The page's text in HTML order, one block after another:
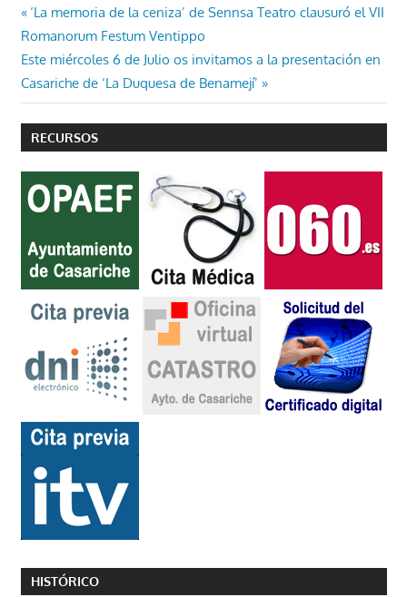
Navegación
de
entradas
Entrada
anterior:
‘La memoria de la ceniza’ de Sennsa Teatro clausuró el VII
Romanorum Festum Ventippo
Entrada
siguiente:
Este miércoles 6 de Julio os invitamos a la presentación en
Casariche de ‘La Duquesa de Benamejí’
RECURSOS
HISTÓRICO